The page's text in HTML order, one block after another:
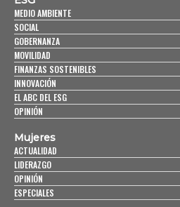
MEDIO AMBIENTE
SOCIAL
GOBERNANZA
MOVILIDAD
FINANZAS SOSTENIBLES
INNOVACIÓN
EL ABC DEL ESG
OPINIÓN
Mujeres
ACTUALIDAD
LIDERAZGO
OPINIÓN
ESPECIALES